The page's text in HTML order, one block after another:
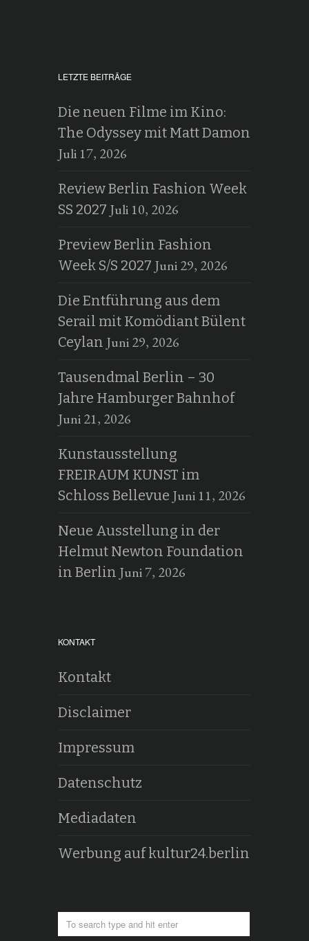
LETZTE BEITRÄGE
Die neuen Filme im Kino:
The Odyssey mit Matt Damon
Juli 17, 2026
Review Berlin Fashion Week
SS 2027 Juli 10, 2026
Preview Berlin Fashion
Week S/S 2027 Juni 29, 2026
Die Entführung aus dem
Serail mit Komödiant Bülent
Ceylan Juni 29, 2026
Tausendmal Berlin – 30
Jahre Hamburger Bahnhof
Juni 21, 2026
Kunstausstellung
FREIRAUM KUNST im
Schloss Bellevue Juni 11, 2026
Neue Ausstellung in der
Helmut Newton Foundation
in Berlin Juni 7, 2026
KONTAKT
Kontakt
Disclaimer
Impressum
Datenschutz
Mediadaten
Werbung auf kultur24.berlin